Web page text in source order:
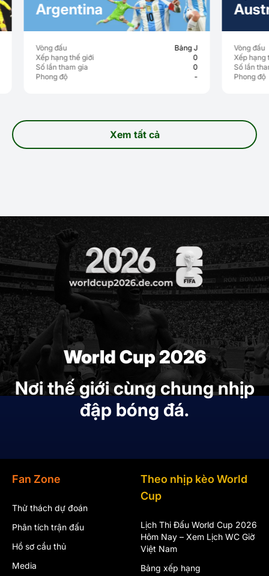
Xem tất cả
Argentina
Vòng đấu
Bảng J
Xếp hạng thế giới
Số lần tham gia
Phong độ
Vòng đấu
Xếp hạng
Số lần tham
Phong độ
World Cup 2026
Nơi thế giới cùng chung nhịp
đập bóng đá.
Fan Zone
Thử thách dự đoán
Phân tích trận đấu
Hồ sơ cầu thủ
Media
Theo nhịp kèo World
Cup
Lịch Thi Đấu World Cup 2026
Hôm Nay – Xem Lịch WC Giờ
Việt Nam
Bảng xếp hạng